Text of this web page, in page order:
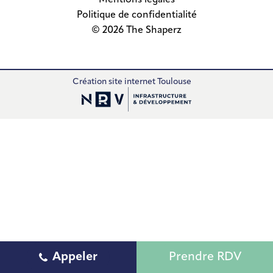
Appeler Prendre RDV
Politique de confidentialité
© 2026 The Shaperz
Création site internet Toulouse